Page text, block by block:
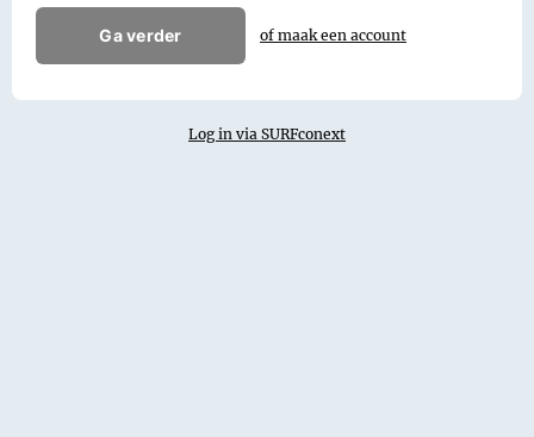
Ga verder of maak een account
Log in via SURFconext